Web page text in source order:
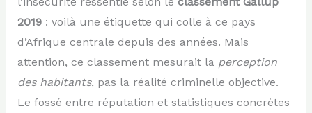
2019: voilà une étiquette qui colle à ce pays
d’Afrique centrale depuis des années. Mais
attention, ce classement mesurait la perception
des habitants, pas la réalité criminelle objective.
Le fossé entre réputation et statistiques concrètes